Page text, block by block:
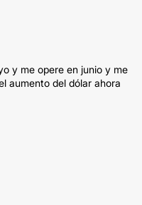
y me opere en junio y me
aumento del dólar ahora